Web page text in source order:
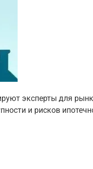
эксперты для
и рисков